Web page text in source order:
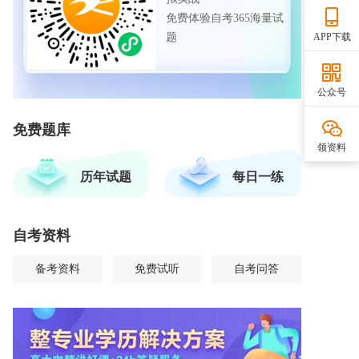
免费体验自考365海量试
题
免费题库
历年试题 每日一练
自考资料
备考资料 免费试听 自考问答
APP下载
公众号
领资料